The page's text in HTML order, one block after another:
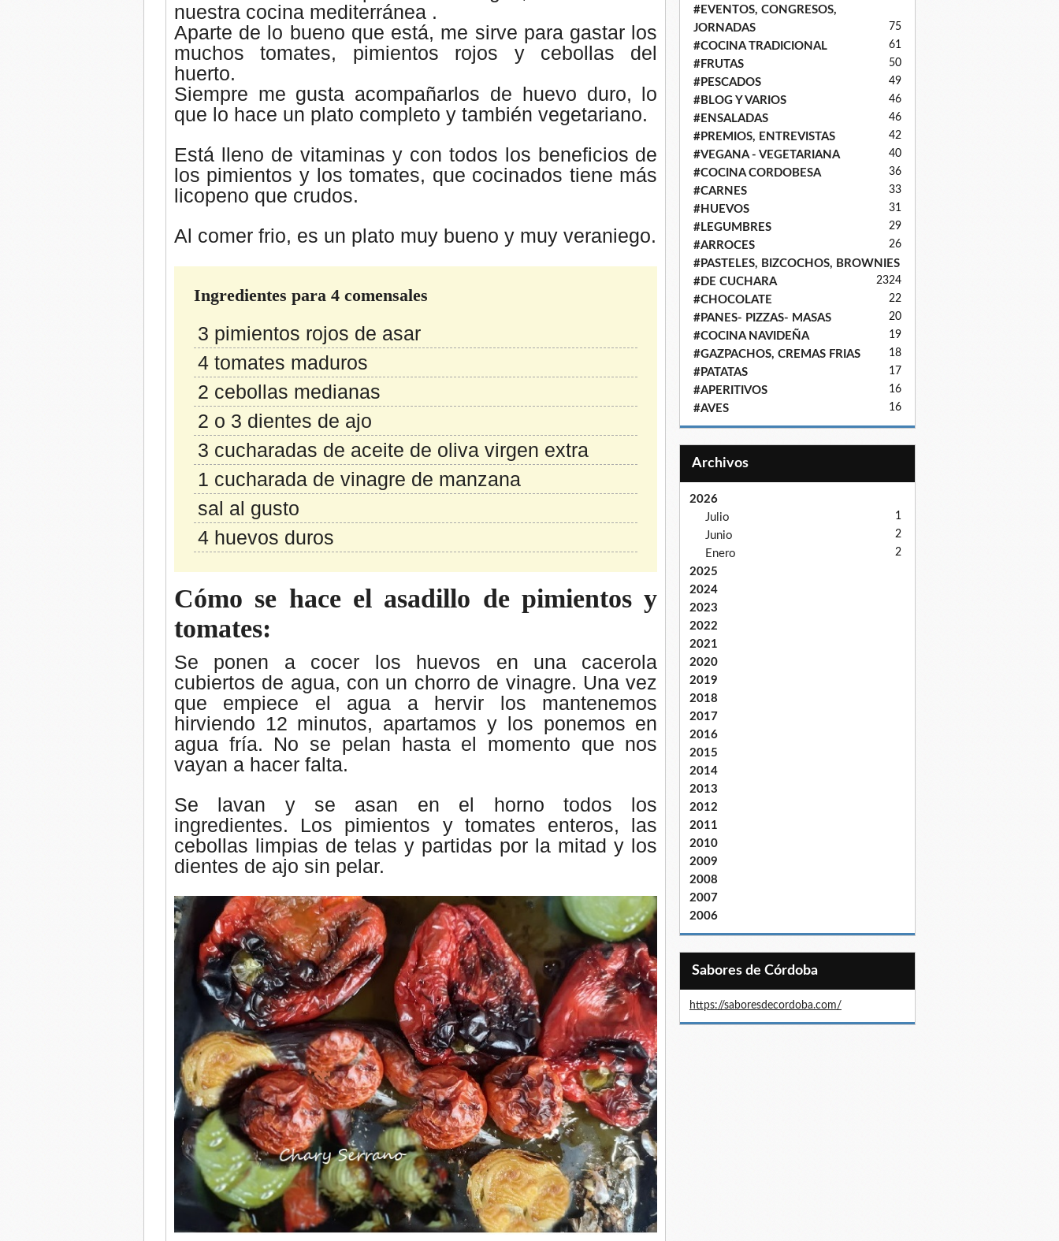
nuestra cocina mediterránea .
Aparte de lo bueno que está, me sirve para gastar los
muchos tomates, pimientos rojos y cebollas del
huerto.
Siempre me gusta acompañarlos de huevo duro, lo
que lo hace un plato completo y también vegetariano.
Está lleno de vitaminas y con todos los beneficios de
los pimientos y los tomates, que cocinados tiene más
licopeno que crudos.
Al comer frio, es un plato muy bueno y muy veraniego.
Ingredientes para 4 comensales
3 pimientos rojos de asar
4 tomates maduros
2 cebollas medianas
2 o 3 dientes de ajo
3 cucharadas de aceite de oliva virgen extra
1 cucharada de vinagre de manzana
sal al gusto
4 huevos duros
Cómo se hace el asadillo de pimientos y
tomates:
Se ponen a cocer los huevos en una cacerola
cubiertos de agua, con un chorro de vinagre. Una vez
que empiece el agua a hervir los mantenemos
hirviendo 12 minutos, apartamos y los ponemos en
agua fría. No se pelan hasta el momento que nos
vayan a hacer falta.
Se lavan y se asan en el horno todos los
ingredientes.
Los pimientos y tomates enteros, las
cebollas limpias de telas y partidas por la mitad y los
dientes de ajo sin pelar.
#EVENTOS, CONGRESOS,
JORNADAS
75
#COCINA TRADICIONAL 61
#FRUTAS 50
#PESCADOS 49
#BLOG Y VARIOS 46
#ENSALADAS 46
#PREMIOS, ENTREVISTAS 42
#VEGANA - VEGETARIANA 40
#COCINA CORDOBESA 36
#CARNES 33
#HUEVOS 31
#LEGUMBRES 29
#ARROCES 26
#PASTELES, BIZCOCHOS, BROWNIES
24
#DE CUCHARA 23
#CHOCOLATE 22
#PANES- PIZZAS- MASAS 20
#COCINA NAVIDEÑA 19
#GAZPACHOS, CREMAS FRIAS 18
#PATATAS 17
#APERITIVOS 16
#AVES 16
Archivos
2026
Julio
1
Junio 2
Enero 2
2025
2024
2023
2022
2021
2020
2019
2018
2017
2016
2015
2014
2013
2012
2011
2010
2009
2008
2007
2006
Sabores de Córdoba
https://saboresdecordoba.com/